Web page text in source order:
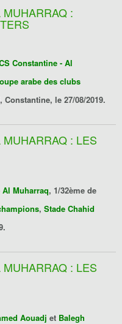
:
Constantine - Al
arabe des clubs
, Constantine, le 27/08/2019.
: LES
Muharraq, 1/32ème de
, Stade Chahid
: LES
Aouadj et Balegh